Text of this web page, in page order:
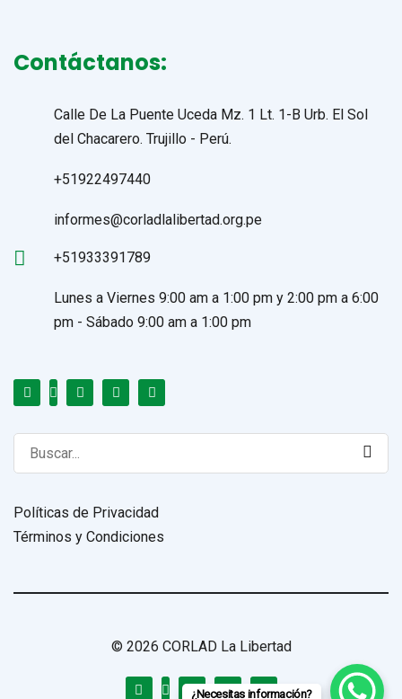
Contáctanos:
Calle De La Puente Uceda Mz. 1 Lt. 1-B Urb. El Sol
del Chacarero. Trujillo - Perú.
+51922497440
informes@corladlalibertad.org.pe
+51933391789
Lunes a Viernes 9:00 am a 1:00 pm y 2:00 pm a 6:00
pm - Sábado 9:00 am a 1:00 pm
Search
for:
Políticas de Privacidad
Términos y Condiciones
© 2026 CORLAD La Libertad
¿Necesitas información?